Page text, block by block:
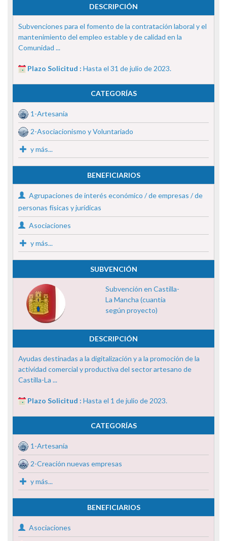
DESCRIPCIÓN
Subvenciones para el fomento de la contratación laboral y el
mantenimiento del empleo estable y de calidad en la
Comunidad ...
Plazo Solicitud : Hasta el 31 de julio de 2023.
CATEGORÍAS
1-Artesanía
2-Asociacionismo y Voluntariado
y más...
BENEFICIARIOS
Agrupaciones de interés económico / de empresas / de
personas físicas y jurídicas
Asociaciones
y más...
SUBVENCIÓN
Subvención en Castilla-
La Mancha (cuantía
según proyecto)
DESCRIPCIÓN
Ayudas destinadas a la digitalización y a la promoción de la
actividad comercial y productiva del sector artesano de
Castilla-La ...
Plazo Solicitud : Hasta el 1 de julio de 2023.
CATEGORÍAS
1-Artesanía
2-Creación nuevas empresas
y más...
BENEFICIARIOS
Asociaciones